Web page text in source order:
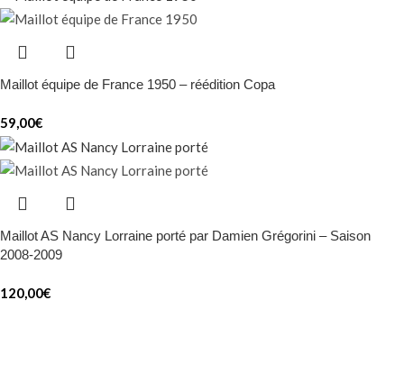
Maillot équipe de France 1950 – réédition Copa
59,00€
Maillot AS Nancy Lorraine porté par Damien Grégorini – Saison
2008-2009
120,00€